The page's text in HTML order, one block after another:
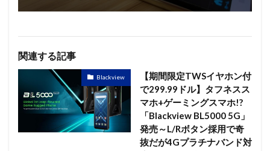
関連する記事
Blackview
【期間限定TWSイヤホン付
で299.99ドル】タフネスス
マホ+ゲーミングスマホ!?
「Blackview BL5000 5G」
発売～L/Rボタン採用で奇
抜だが4Gプラチナバンド対